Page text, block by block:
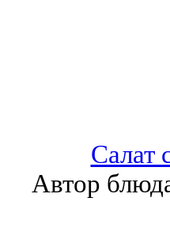
Салат
Автор